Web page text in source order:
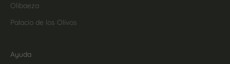
Olibaeza
Palacio de los Olivos
Ayuda